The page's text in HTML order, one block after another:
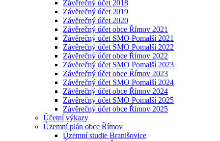
Závěrečný účet 2018
Závěrečný účet 2019
Závěrečný účet 2020
Závěrečný účet obce Římov 2021
Závěrečný účet SMO Pomalší 2021
Závěrečný účet SMO Pomalší 2022
Závěrečný účet obce Římov 2022
Závěrečný účet SMO Pomalší 2023
Závěrečný účet obce Římov 2023
Závěrečný účet SMO Pomalší 2024
Závěrečný účet obce Římov 2024
Závěrečný účet SMO Pomalší 2025
Závěrečný účet obce Římov 2025
Účetní výkazy
Územní plán obce Římov
Územní studie Branišovice